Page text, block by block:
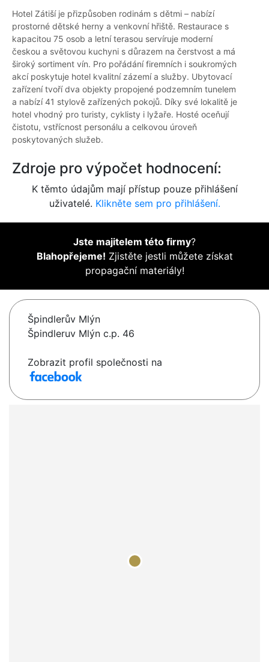
Hotel Zátiší je přizpůsoben rodinám s dětmi – nabízí
prostorné dětské herny a venkovní hřiště. Restaurace s
kapacitou 75 osob a letní terasou servíruje moderní
českou a světovou kuchyni s důrazem na čerstvost a má
široký sortiment vín. Pro pořádání firemních i soukromých
akcí poskytuje hotel kvalitní zázemí a služby. Ubytovací
zařízení tvoří dva objekty propojené podzemním tunelem
a nabízí 41 stylově zařízených pokojů. Díky své lokalitě je
hotel vhodný pro turisty, cyklisty i lyžaře. Hosté oceňují
čistotu, vstřícnost personálu a celkovou úroveň
poskytovaných služeb.
Zdroje pro výpočet hodnocení:
K těmto údajům mají přístup pouze přihlášení
uživatelé. Klikněte sem pro přihlášení.
Jste majitelem této firmy?
Blahopřejeme! Zjistěte jestli můžete získat
propagační materiály!
Špindlerův Mlýn
Špindleruv Mlýn c.p. 46
Zobrazit profil společnosti na